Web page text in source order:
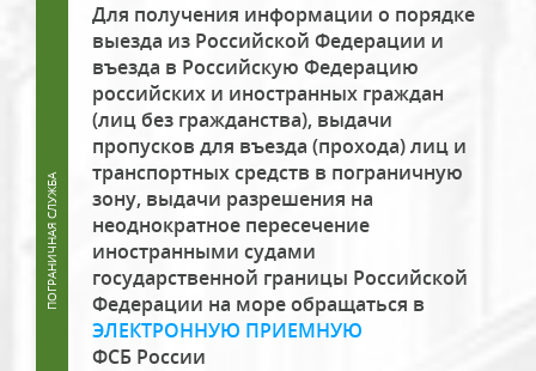
Для получения информации о порядке
выезда из Российской Федерации и
въезда в Российскую Федерацию
российских и иностранных граждан
(лиц без гражданства), выдачи
пропусков для въезда (прохода) лиц и
транспортных средств в пограничную
зону, выдачи разрешения на
неоднократное пересечение
иностранными судами
государственной границы Российской
Федерации на море обращаться в
ЭЛЕКТРОННУЮ ПРИЕМНУЮ
ФСБ России